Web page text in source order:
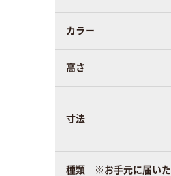
カラー
高さ
寸法
種類 ※お手元に届いた